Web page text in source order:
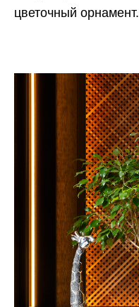
цветочный орнамент.